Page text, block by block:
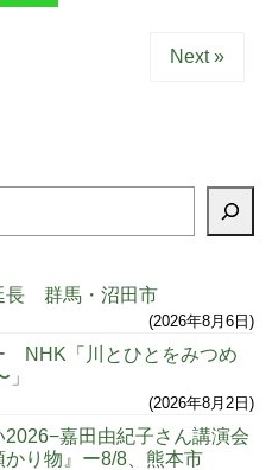
Next »
長 群馬・沼田市
2026年8月6日
NHK「川とひとをみつめ
2026年8月2日
嘉田由紀子さん講演会
かり物』ー8/8、熊本市